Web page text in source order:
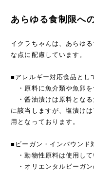
あらゆる食制限へ
イクラちゃんは、あらゆ
な点に配慮しています。
■アレルギー対応食品とし
・原料に魚介類や魚卵を
・醤油漬けは原料となる
に該当しますが、塩漬け
用となっております。
■ビーガン・インバウンド
・動物性原料は使用して
・オリエンタルビーガン